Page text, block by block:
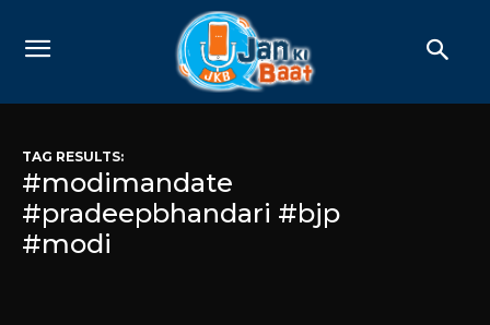
TAG RESULTS:
#modimandate
#pradeepbhandari #bjp
#modi